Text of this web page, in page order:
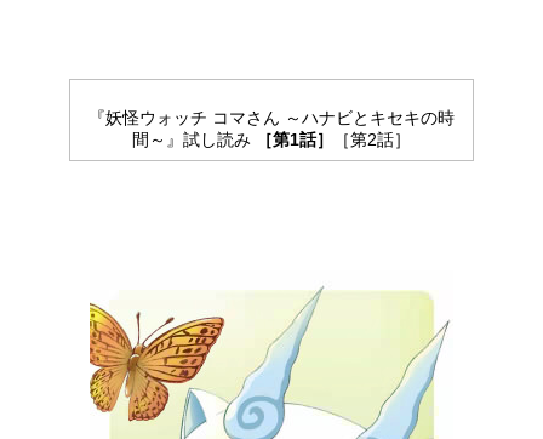
『妖怪ウォッチ コマさん ～ハナビとキセキの時
間～』試し読み
［第1話］ ［第2話］